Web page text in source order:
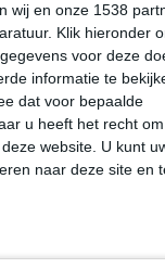
wij en onze 1538
Klik hieronder
voor deze
informatie te
dat voor bepaalde
u heeft het recht
website. U kunt
naar deze site en
O 3